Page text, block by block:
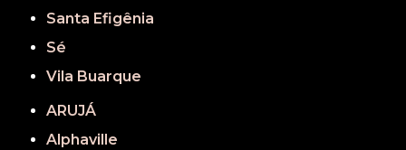
Santa Efigênia
Sé
Vila Buarque
ARUJÁ
Alphaville